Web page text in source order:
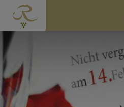
Der
Rebstock
Zimmer
&
Preise